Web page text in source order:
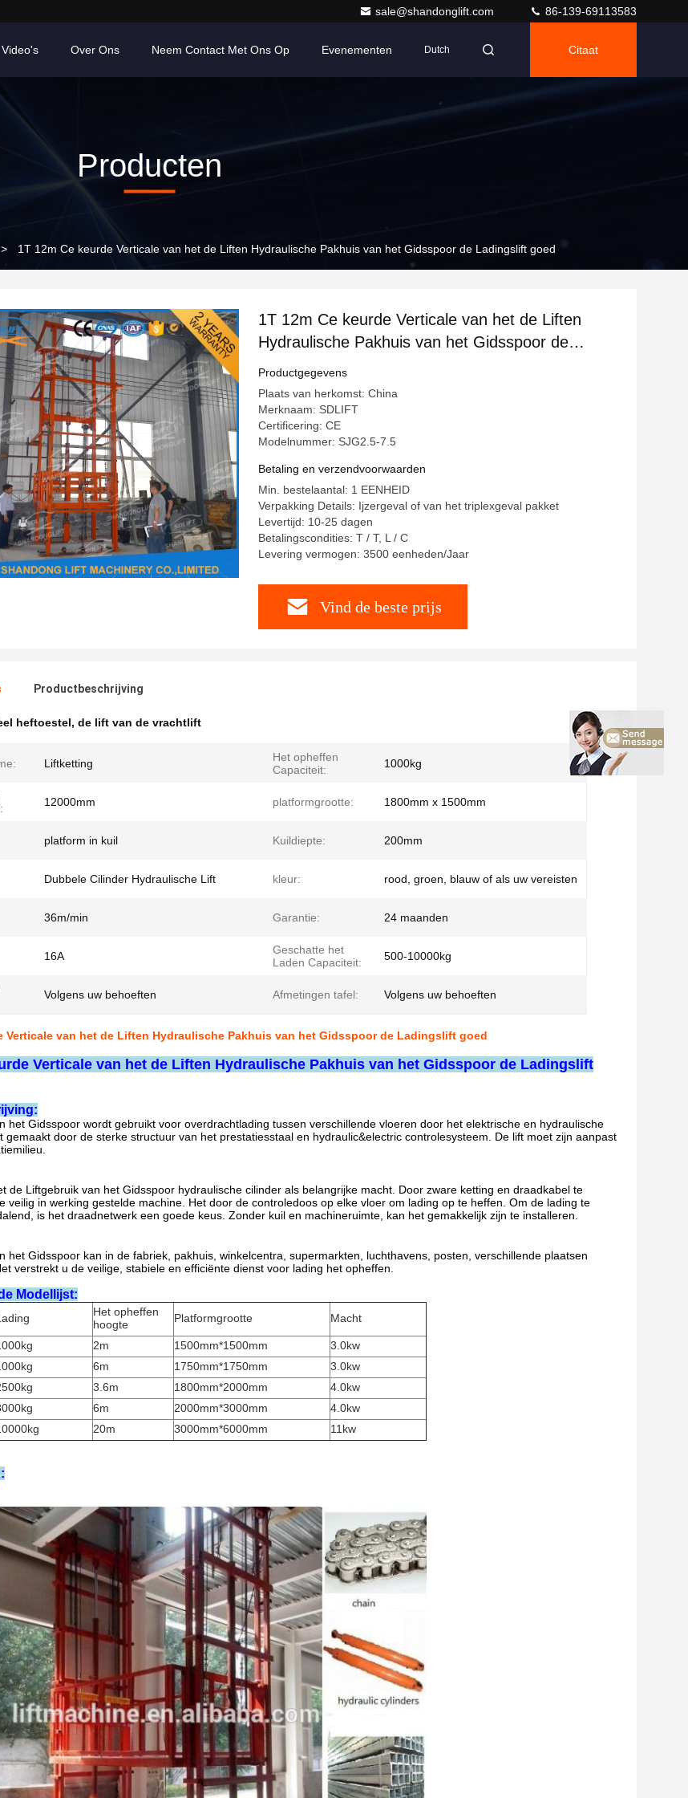
sale@shandonglift.com 86-139-69113583
Video's Over Ons Neem Contact Met Ons Op Evenementen Dutch Citaat
Producten
> 1T 12m Ce keurde Verticale van het de Liften Hydraulische Pakhuis van het Gidsspoor de Ladingslift goed
1T 12m Ce keurde Verticale van het de Liften
Hydraulische Pakhuis van het Gidsspoor de
Ladingslift goed
Productgegevens
Plaats van herkomst: China
Merknaam: SDLIFT
Certificering: CE
Modelnummer: SJG2.5-7.5
Betaling en verzendvoorwaarden
Min. bestelaantal: 1 EENHEID
Verpakking Details: Ijzergeval of van het triplexgeval pakket
Levertijd: 10-25 dagen
Betalingscondities: T / T, L / C
Levering vermogen: 3500 eenheden/Jaar
Vind de beste prijs
Productbeschrijving
heftoestel, de lift van de vrachtlift
Liftketting
Het opheffen
Capaciteit:
1000kg
12000mm platformgrootte: 1800mm x 1500mm
platform in kuil Kuildiepte: 200mm
Dubbele Cilinder Hydraulische Lift kleur: rood, groen, blauw of als uw vereisten
36m/min Garantie: 24 maanden
16A
Geschatte het
Laden Capaciteit:
500-10000kg
Volgens uw behoeften Afmetingen tafel: Volgens uw behoeften
Verticale van het de Liften Hydraulische Pakhuis van het Gidsspoor de Ladingslift goed
Verticale van het de Liften Hydraulische Pakhuis van het Gidsspoor de Ladingslift
het Gidsspoor wordt gebruikt voor overdrachtlading tussen verschillende vloeren door het elektrische en hydraulische
gemaakt door de sterke structuur van het prestatiesstaal en hydraulic&electric controlesysteem. De lift moet zijn aanpast
de Liftgebruik van het Gidsspoor hydraulische cilinder als belangrijke macht. Door zware ketting en draadkabel te
veilig in werking gestelde machine. Het door de controledoos op elke vloer om lading op te heffen. Om de lading te
is het draadnetwerk een goede keus. Zonder kuil en machineruimte, kan het gemakkelijk zijn te installeren.
het Gidsspoor kan in de fabriek, pakhuis, winkelcentra, supermarkten, luchthavens, posten, verschillende plaatsen
verstrekt u de veilige, stabiele en efficiënte dienst voor lading het opheffen.
Modellijst:
Het opheffen
hoogte
Platformgrootte Macht
2m 1500mm*1500mm
3.0kw
6m 1750mm*1750mm
3.0kw
3.6m 1800mm*2000mm
4.0kw
6m 2000mm*3000mm
4.0kw
20m 3000mm*6000mm 11kw